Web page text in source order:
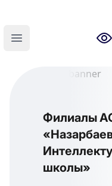
Open main menu
Филиалы
школы»